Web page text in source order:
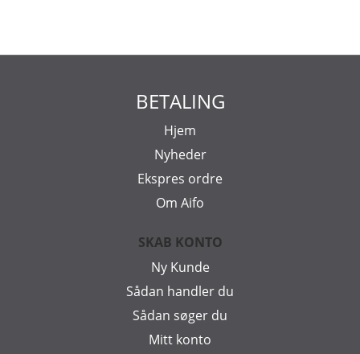
BETALING
Hjem
Nyheder
Ekspres ordre
Om Aifo
SKAB KONTO
Ny Kunde
Sådan handler du
Sådan søger du
Mitt konto